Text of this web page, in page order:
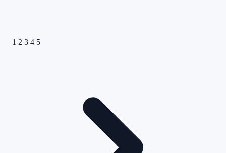
1 2 3 4 5